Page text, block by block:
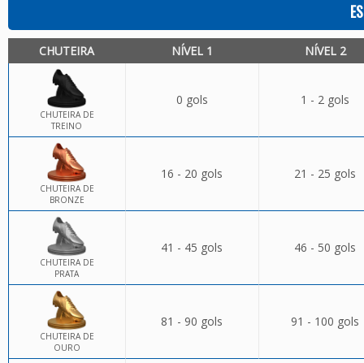
CHUTEIRA NÍVEL 1 NÍVEL 2
CHUTEIRA DE
TREINO
0 gols 1 - 2 gols
CHUTEIRA DE
BRONZE
16 - 20 gols 21 - 25 gols
CHUTEIRA DE
PRATA
41 - 45 gols 46 - 50 gols
CHUTEIRA DE
OURO
81 - 90 gols 91 - 100 gols